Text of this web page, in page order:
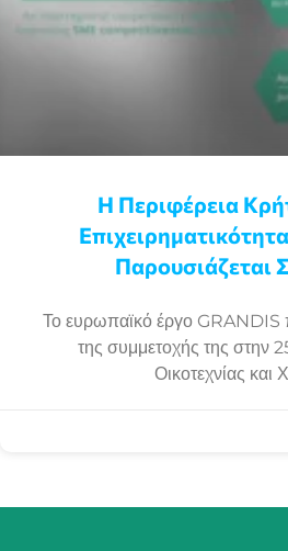
Η Περιφέρεια
Παρουσιάζεται
Το ευρωπαϊκό έργο GRANDIS
της συμμετοχής της στην
Οικοτεχνίας